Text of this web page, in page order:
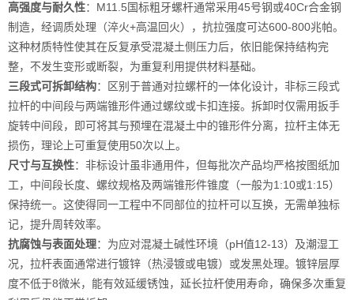
高强度与耐久性：M11.5国标粗牙螺杆通常采用45号钢或40Cr合金钢
制造，经调质处理（淬火+高温回火），抗拉强度可达600-800兆帕。
这种材质特性使其在反复承受混凝土侧压力后，依旧能保持结构完
整，不发生变形或断裂，为重复利用提供材料基础。
三段式可拆卸结构：区别于普通对拉螺杆的一体化设计，非标三段式
拉杆的中间段与两端锥形件通过螺纹或卡扣连接。拆卸时仅需用扳手
旋转中间段，即可将其与预埋在混凝土中的锥形件分离，拉杆主体无
损伤，理论上可重复使用50次以上。
尺寸与互换性：非标设计虽非通用件，但每批次产品均严格按图纸加
工，中间段长度、螺纹规格及两端锥形件锥度（一般为1:10或1:15）
保持统一。这使得同一工程中不同部位的拉杆可以互换，无需单独标
记，提升周转效率。
抗腐蚀与表面处理：为应对混凝土碱性环境（pH值12-13）及潮湿工
况，拉杆表面通常进行镀锌（热浸镀或电镀）或发黑处理。镀锌层厚
度不低于8微米，能有效延缓锈蚀，延长拉杆使用寿命，确保多次重复